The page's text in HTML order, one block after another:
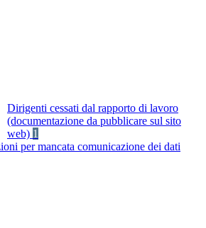
Dirigenti cessati dal rapporto di lavoro
(documentazione da pubblicare sul sito
web) 1
per mancata comunicazione dei dati